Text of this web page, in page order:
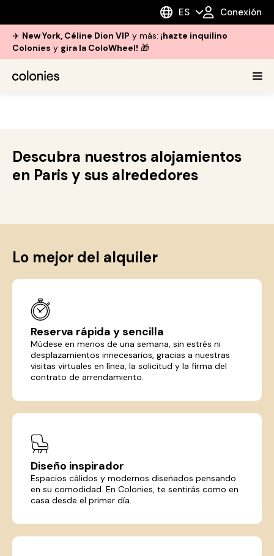
ES Conexión
✈️ New York, Céline Dion VIP y más: ¡hazte inquilino
Colonies y gira la ColoWheel! 🎁
Descubra nuestros alojamientos
en Paris y sus alrededores
Lo mejor del alquiler
Reserva rápida y sencilla
Múdese en menos de una semana, sin estrés ni
desplazamientos innecesarios, gracias a nuestras
visitas virtuales en línea, la solicitud y la firma del
contrato de arrendamiento.
Diseño inspirador
Espacios cálidos y modernos diseñados pensando
en su comodidad. En Colonies, te sentirás como en
casa desde el primer día.